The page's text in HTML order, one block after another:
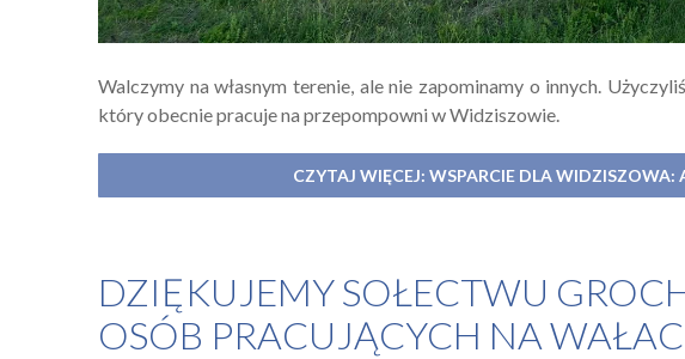
Walczymy na własnym terenie, ale nie zapominamy o innych.
który obecnie pracuje na przepompowni w Widziszowie.
CZYTAJ WIĘCEJ: WSPARCIE DLA
DZIĘKUJEMY SOŁECTWU
OSÓB PRACUJĄCYCH NA